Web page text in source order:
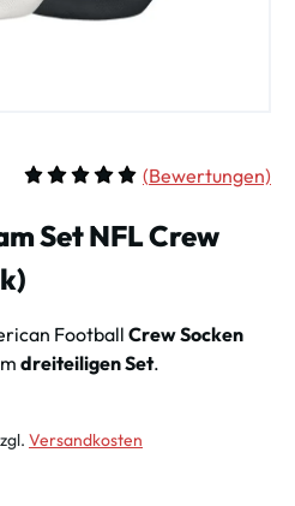
(Bewertungen)
Set NFL Crew
Football Crew Socken
dreiteiligen Set.
Versandkosten